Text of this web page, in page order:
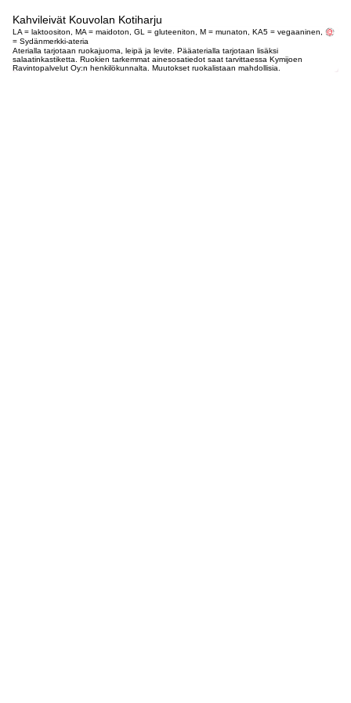
Kahvileivät Kouvolan Kotiharju
LA = laktoositon, MA = maidoton, GL = gluteeniton, M = munaton, KA5 = vegaaninen,
= Sydänmerkki-ateria
Aterialla tarjotaan ruokajuoma, leipä ja levite. Pääaterialla tarjotaan lisäksi
salaatinkastiketta. Ruokien tarkemmat ainesosatiedot saat tarvittaessa Kymijoen
Ravintopalvelut Oy:n henkilökunnalta. Muutokset ruokalistaan mahdollisia.